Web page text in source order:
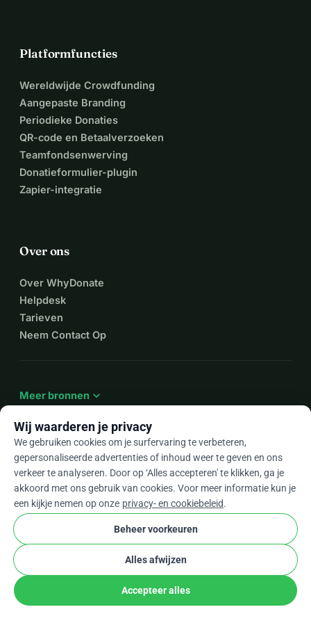
Platformfuncties
Wereldwijde Crowdfunding
Aangepaste Branding
Periodieke Donaties
QR-code en Betaalverzoeken
Teamfondsenwerving
Donatieformulier-plugin
Zapier-integratie
Over ons
Over WhyDonate
Helpdesk
Tarieven
Neem Contact Op
Meer bronnen expand_more
Nlarrow_drop_down
★★★★★ 4,9 / 5 op basis van 500+ reviews
WhyDonatePrivacy en cookies
Algemene voorwaarden
Cookie-instellingen
stripe check Geverifieerde Partner
Wij waarderen je privacy
We gebruiken cookies om je surfervaring te verbeteren,
gepersonaliseerde advertenties of inhoud weer te geven en ons
verkeer te analyseren. Door op ‘Alles accepteren' te klikken, ga je
akkoord met ons gebruik van cookies. Voor meer informatie kun je
een kijkje nemen op onze privacy- en cookiebeleid.
Beheer voorkeuren
Alles afwijzen
Accepteer alles